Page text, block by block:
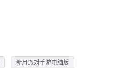
新月派对手游电脑版